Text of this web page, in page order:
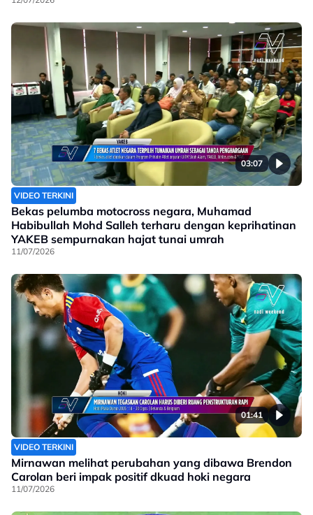
03:07
VIDEO TERKINI
Bekas pelumba motocross negara, Muhamad
Habibullah Mohd Salleh terharu dengan keprihatinan
YAKEB sempurnakan hajat tunai umrah
11/07/2026
01:41
VIDEO TERKINI
Mirnawan melihat perubahan yang dibawa Brendon
Carolan beri impak positif dkuad hoki negara
11/07/2026